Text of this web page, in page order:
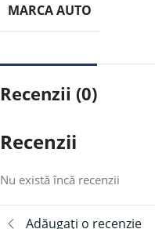
MARCA AUTO
Recenzii (0)
Recenzii
Nu există încă recenzii
Adăugați o recenzie